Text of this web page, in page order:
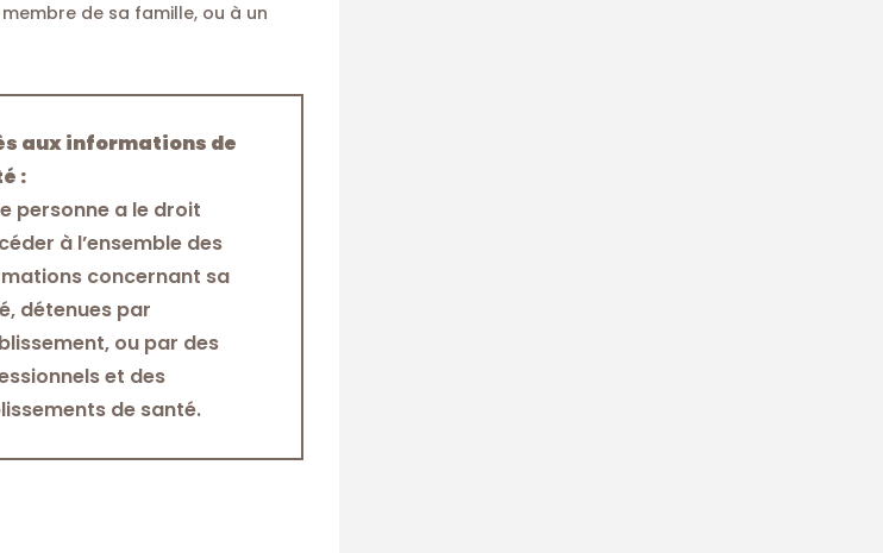
de sa famille, ou à un
aux informations de
:
personne a le droit
à l’ensemble des
concernant sa
détenues par
ou par des
et des
de santé.